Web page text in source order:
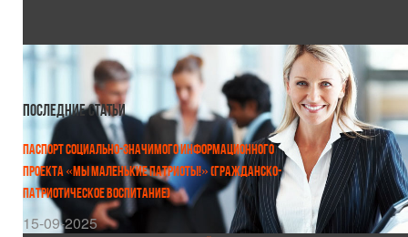
Последниестатьи
ПАСПОРТ СОЦИАЛЬНО-ЗНАЧИМОГО ИНФОРМАЦИОННОГО
ПРОЕКТА «МЫ МАЛЕНЬКИЕ ПАТРИОТЫ!» (ГРАЖДАНСКО-
ПАТРИОТИЧЕСКОЕ ВОСПИТАНИЕ)
15-09-2025